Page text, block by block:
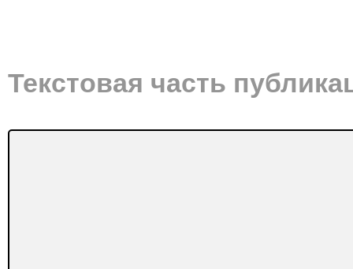
Текстовая часть